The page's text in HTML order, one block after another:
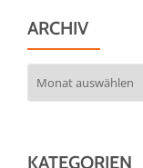
ARCHIV
KATEGORIEN